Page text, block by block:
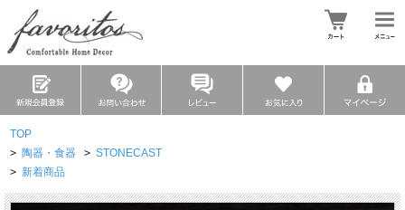
TOP
> 陶器・食器 > STONECAST
> 新着商品